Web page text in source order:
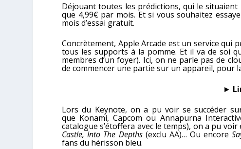
Déjouant toutes les prédictions, qui le
que 4,99€ par mois. Et si vous souhaitez
mois d’essai gratuit.
Concrètement, Apple Arcade est un service qui
tous les supports à la pomme. Et il va de soi
membres d’un foyer). Ici, on ne parle pas de
de commencer une partie sur un appareil, pour
►
Lors du Keynote, on a pu voir se succéder
que Konami, Capcom ou Annapurna
catalogue s’étoffera avec le temps), on a pu
Castle, Into The Depths(exclu AA)… Ou encore
fans du hérisson bleu.